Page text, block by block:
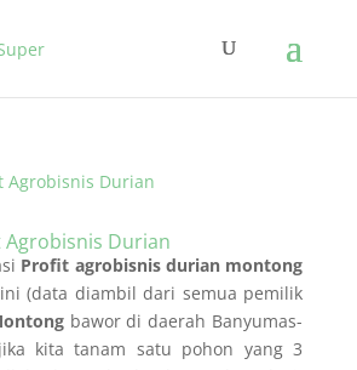
Durian
Profit agrobisnis durian montong
(data diambil dari semua pemilik
bawor di daerah Banyumas-
kita tanam satu pohon yang 3